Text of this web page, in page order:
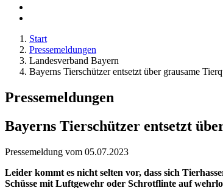
Start
Pressemeldungen
Landesverband Bayern
Bayerns Tierschützer entsetzt über grausame
Pressemeldungen
Bayerns Tierschützer entsetzt
Pressemeldung vom 05.07.2023
Leider kommt es nicht selten vor, dass sich
Schüsse mit Luftgewehr oder Schrotflinte auf